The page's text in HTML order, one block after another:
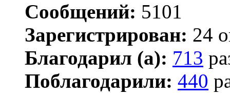
Сообщений: 5101
Зарегистрирован: 24
Благодарил (а): 713
Поблагодарили: 440